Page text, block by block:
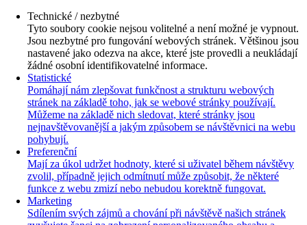
Technické / nezbytné
Tyto soubory cookie nejsou volitelné a není možné je vypnout.
Jsou nezbytné pro fungování webových stránek. Většinou jsou
nastavené jako odezva na akce, které jste provedli a neukládají
žádné osobní identifikovatelné informace.
Statistické
Pomáhají nám zlepšovat funkčnost a strukturu webových
stránek na základě toho, jak se webové stránky používají.
Můžeme na základě nich sledovat, které stránky jsou
nejnavštěvovanější a jakým způsobem se návštěvnici na webu
pohybují.
Preferenční
Mají za úkol udržet hodnoty, které si uživatel během návštěvy
zvolil, případně jejich odmítnutí může způsobit, že některé
funkce z webu zmizí nebo nebudou korektně fungovat.
Marketing
Sdílením svých zájmů a chování při návštěvě našich stránek